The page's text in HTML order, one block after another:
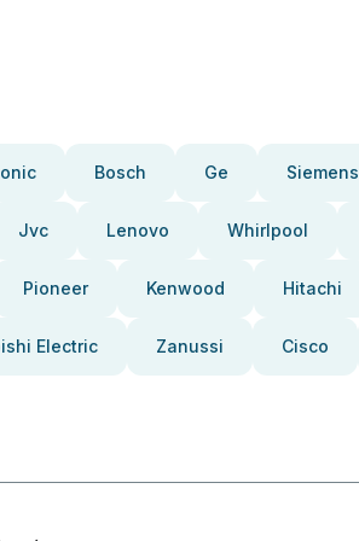
Bosch Ge Siemens
Jvc Lenovo Whirlpool
Pioneer Kenwood Hitachi
Electric Zanussi Cisco